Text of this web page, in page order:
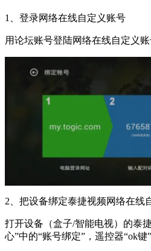
1、登录网络在线自定义账号
用论坛账号登陆网络在线自定义账
2、把设备绑定泰捷视频网络在线
打开设备（盒子/智能电视）的泰
心”中的“账号绑定”，遥控器“ok键”